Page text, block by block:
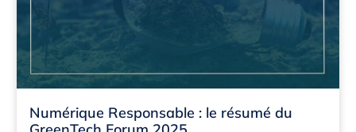
Numérique Responsable : le résumé du